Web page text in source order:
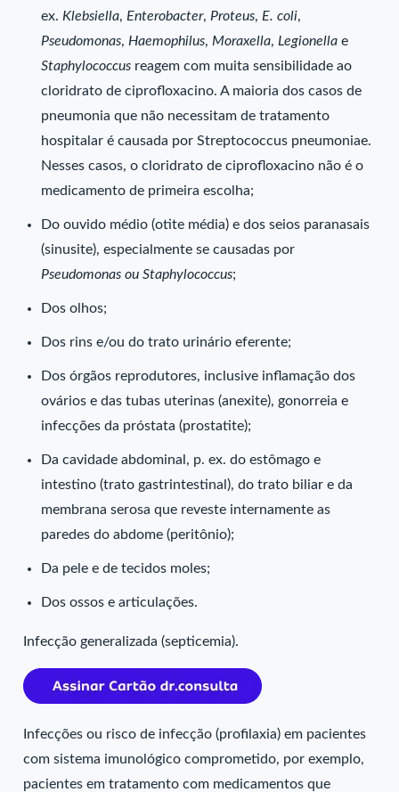
ex. Klebsiella, Enterobacter, Proteus, E. coli,
Pseudomonas, Haemophilus, Moraxella, Legionella e
Staphylococcus reagem com muita sensibilidade ao
cloridrato de ciprofloxacino. A maioria dos casos de
pneumonia que não necessitam de tratamento
hospitalar é causada por Streptococcus pneumoniae.
Nesses casos, o cloridrato de ciprofloxacino não é o
medicamento de primeira escolha;
Do ouvido médio (otite média) e dos seios paranasais
(sinusite), especialmente se causadas por
Pseudomonas ou Staphylococcus;
Dos olhos;
Dos rins e/ou do trato urinário eferente;
Dos órgãos reprodutores, inclusive inflamação dos
ovários e das tubas uterinas (anexite), gonorreia e
infecções da próstata (prostatite);
Da cavidade abdominal, p. ex. do estômago e
intestino (trato gastrintestinal), do trato biliar e da
membrana serosa que reveste internamente as
paredes do abdome (peritônio);
Da pele e de tecidos moles;
Dos ossos e articulações.
Infecção generalizada (septicemia).
Infecções ou risco de infecção (profilaxia) em pacientes
com sistema imunológico comprometido, por exemplo,
pacientes em tratamento com medicamentos que